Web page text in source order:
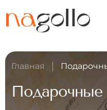
Главная
Подарочные